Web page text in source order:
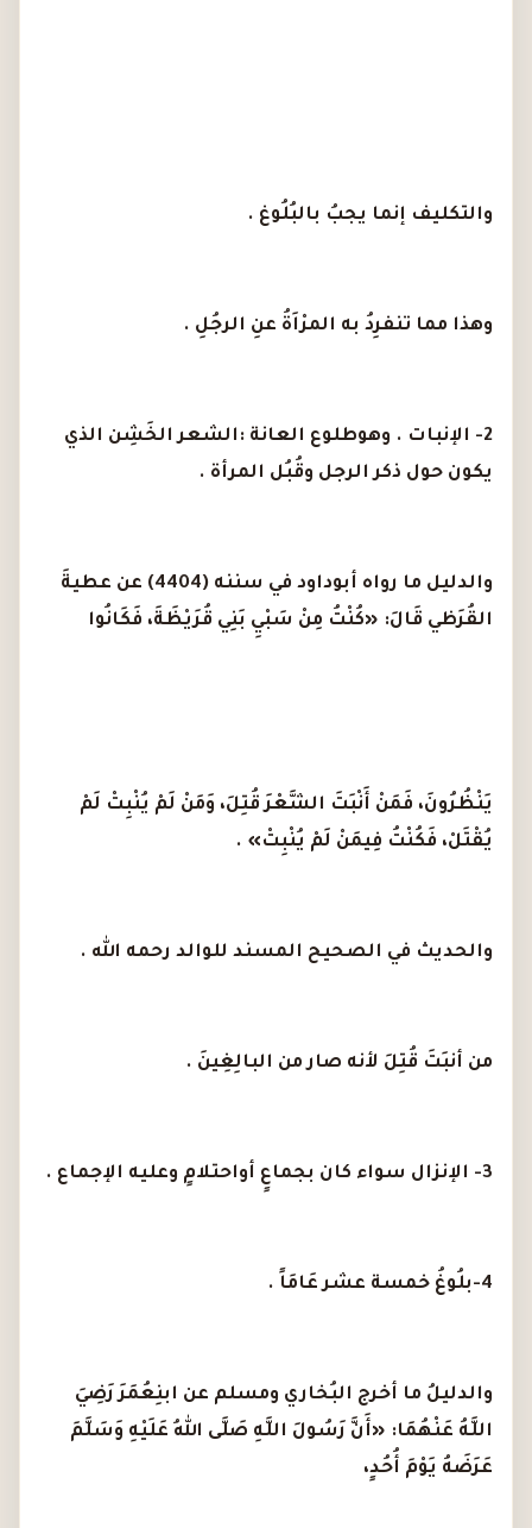
والتكليف إنما يجبُ بالبُلُوغ .
وهذا مما تنفرِدُ به المرْاَةُ عنِ الرجُلِ .
2- الإنبات . وهوطلوع العانة :الشعر الخَشِن الذي
يكون حول ذكر الرجل وقُبُل المرأة .
والدليل ما رواه أبوداود في سننه (4404) عن عطيةَ
القُرَظي قَالَ: «كُنْتُ مِنْ سَبْيِ بَنِي قُرَيْظَةَ، فَكَانُوا
يَنْظُرُونَ، فَمَنْ أَنْبَتَ الشَّعْرَ قُتِلَ، وَمَنْ لَمْ يُنْبِتْ لَمْ
يُقْتَلْ، فَكُنْتُ فِيمَنْ لَمْ يُنْبِتْ» .
والحديث في الصحيح المسند للوالد رحمه الله .
من أنبَتَ قُتِلَ لأنه صار من البالِغِينَ .
3- الإنزال سواء كان بجماعٍ أواحتلامٍ وعليه الإجماع .
4-بلُوغُ خمسة عشر عَامَاً .
والدليلُ ما أخرج البُخاري ومسلم عن ابنِعُمَرَ رَضِيَ
اللَّهُ عَنْهُمَا: «أَنَّ رَسُولَ اللَّهِ صَلَّى اللهُ عَلَيْهِ وَسَلَّمَ
عَرَضَهُ يَوْمَ أُحُدٍ،